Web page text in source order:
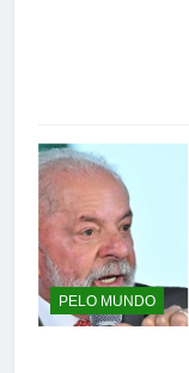
PELO MUNDO